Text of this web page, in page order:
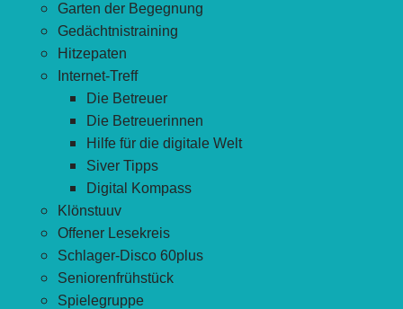
Garten der Begegnung
Gedächtnistraining
Hitzepaten
Internet-Treff
Die Betreuer
Die Betreuerinnen
Hilfe für die digitale Welt
Siver Tipps
Digital Kompass
Klönstuuv
Offener Lesekreis
Schlager-Disco 60plus
Seniorenfrühstück
Spielegruppe